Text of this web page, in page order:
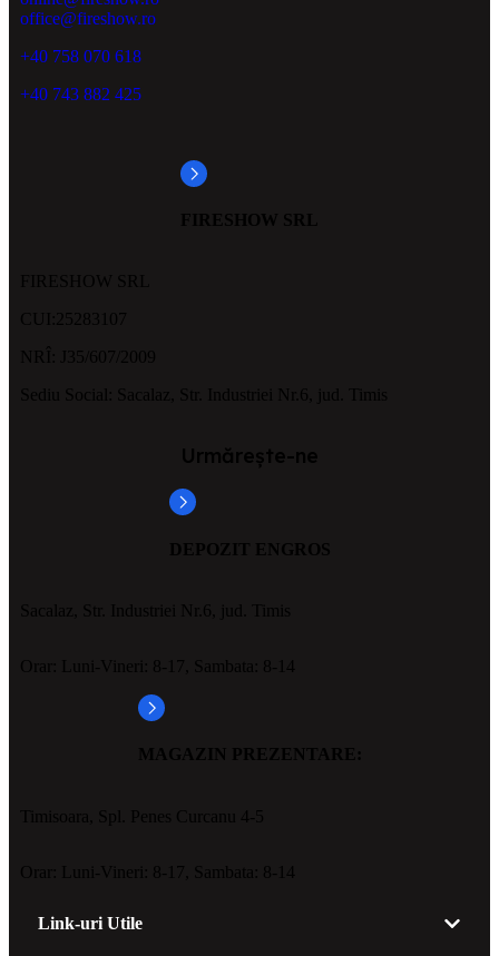
office@fireshow.ro
+40 758 070 618
+40 743 882 425
FIRESHOW SRL
FIRESHOW SRL
CUI:25283107
NRÎ: J35/607/2009
Sediu Social: Sacalaz, Str. Industriei Nr.6, jud. Timis
Urmărește-ne
DEPOZIT ENGROS
Sacalaz, Str. Industriei Nr.6, jud. Timis
Orar: Luni-Vineri: 8-17, Sambata: 8-14
MAGAZIN PREZENTARE:
Timisoara, Spl. Penes Curcanu 4-5
Orar: Luni-Vineri: 8-17, Sambata: 8-14
Link-uri Utile